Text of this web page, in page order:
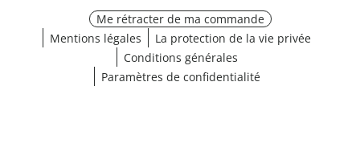
Me rétracter de ma commande
Mentions légales
La protection de la vie privée
Conditions générales
Paramètres de confidentialité